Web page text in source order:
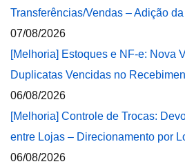
Transferências/Vendas – Adição
07/08/2026
[Melhoria] Estoques e NF-e: Nova
Duplicatas Vencidas no
06/08/2026
[Melhoria] Controle de Trocas:
entre Lojas – Direcionamento por
06/08/2026